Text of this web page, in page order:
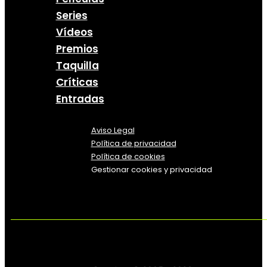
Series
Vídeos
Premios
Taquilla
Críticas
Entradas
Aviso Legal
Política de privacidad
Política de cookies
Gestionar cookies y privacidad